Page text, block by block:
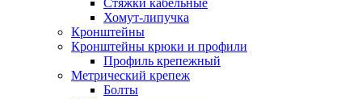
Стяжки кабельные
Хомут-липучка
Кронштейны
Кронштейны крюки и профили
Профиль крепежный
Метрический крепеж
Болты